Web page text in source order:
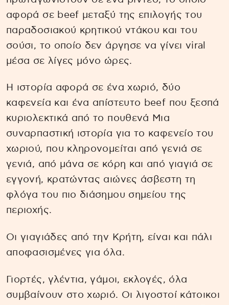
αφορά σε beef μεταξύ της επιλογής του
παραδοσιακού κρητικού ντάκου και του
σούσι, το οποίο δεν άργησε να γίνει viral
μέσα σε λίγες μόνο ώρες.
Η ιστορία αφορά σε ένα χωριό, δύο
καφενεία και ένα απίστευτο beef που ξεσπά
κυριολεκτικά από το πουθενά Μια
συναρπαστική ιστορία για το καφενείο του
χωριού, που κληρονομείται από γενιά σε
γενιά, από μάνα σε κόρη και από γιαγιά σε
εγγονή, κρατώντας αιώνες άσβεστη τη
φλόγα του πιο διάσημου σημείου της
περιοχής.
Οι γιαγιάδες από την Κρήτη, είναι και πάλι
αποφασισμένες για όλα.
Γιορτές, γλέντια, γάμοι, εκλογές, όλα
συμβαίνουν στο χωριό. Οι λιγοστοί κάτοικοι